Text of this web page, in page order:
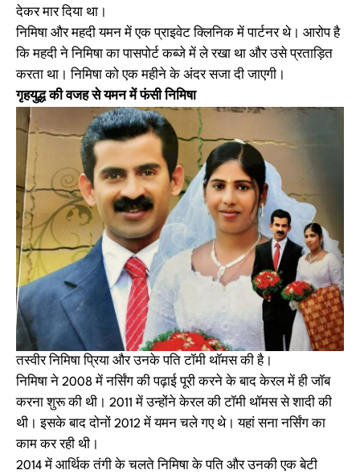
देकर मार दिया था।
निमिषा और महदी यमन में एक प्राइवेट क्लिनिक में पार्टनर थे। आरोप है
कि महदी ने निमिषा का पासपोर्ट कब्जे में ले रखा था और उसे प्रताड़ित
करता था। निमिषा को एक महीने के अंदर सजा दी जाएगी।
गृहयुद्ध की वजह से यमन में फंसी निमिषा
तस्वीर निमिषा प्रिया और उनके पति टॉमी थॉमस की है।
निमिषा ने 2008 में नर्सिंग की पढ़ाई पूरी करने के बाद केरल में ही जॉब
करना शुरू की थी। 2011 में उन्होंने केरल की टॉमी थॉमस से शादी की
थी। इसके बाद दोनों 2012 में यमन चले गए थे। यहां सना नर्सिंग का
काम कर रही थी।
2014 में आर्थिक तंगी के चलते निमिषा के पति और उनकी एक बेटी